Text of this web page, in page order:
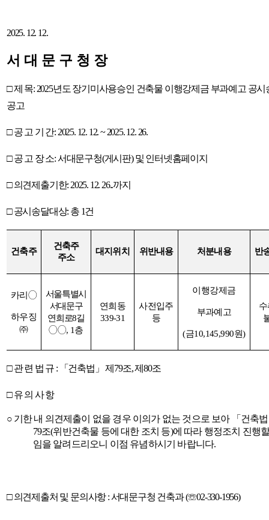
2025. 12. 12.
서 대 문 구 청 장
□제 목: 2025년도 장기미사용승인 건축물 이행강제금 부과예고 공시
공고
□공 고 기 간: 2025. 12. 12. ~ 2025. 12. 26.
□공 고 장 소:서대문구청(게시판)및 인터넷홈페이지
□의견제출기한: 2025. 12. 26..까지
□공시송달대상: 총 1건
건축주
건축주
주소
대지위치 위반내용 처분내용 반
카리◯
하우징
㈜
서울특별시
서대문구
연희로8길
◯◯, 1층
연희동
339-31
사전입주
등
이행강제금
부과예고
(금10,145,990원)
□관 련 법 규 : 「 건축법 」제 79조,제80조
□유 의 사 항
○ 기한 내 의견제출이 없을 경우 이의가 없는 것으로 보아 「 건축법
79조(위반건축물 등에 대한 조치 등)에 따라 행정조치 진행
임을 알려드리오니 이점 유념하시기 바랍니다.
□의견제출처 및 문의사항:서대문구청 건축과(☏02-330-1956)